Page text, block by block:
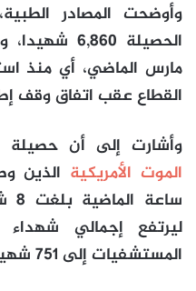
وأوضحت المصادر
مارس الماضي، أي منذ
القطاع عقب اتفاق وقف
وأشارت إلى أن
الموت الأمريكية
ليرتفع إجمالي
المستشفيات إلى 751 شهيدا وأكثر من 4,931 إصابة.